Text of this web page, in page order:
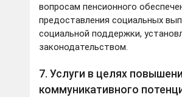
вопросам пенсионного
предоставления социальных
социальной поддержки,
законодательством.
7. Услуги в целях
коммуникативного